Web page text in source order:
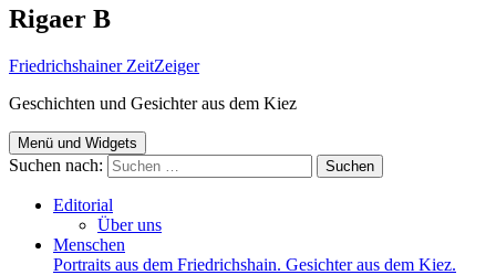
Rigaer B
Friedrichshainer ZeitZeiger
Geschichten und Gesichter aus dem Kiez
Menü und Widgets
Suchen nach:
Editorial
Über uns
Menschen
Portraits aus dem Friedrichshain. Gesichter aus dem Kiez.